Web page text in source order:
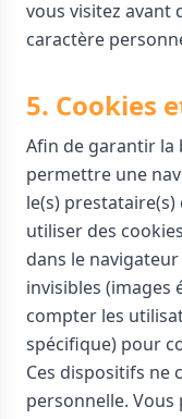
vous visitez avant
caractère
5. Cookies
Afin de garantir la
permettre une
le(s) prestataire(s)
utiliser des
dans le
invisibles
compter les
spécifique) pour
Ces dispositifs ne
personnelle. Vous